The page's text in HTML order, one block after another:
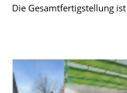
Die Gesamtfertigstellung